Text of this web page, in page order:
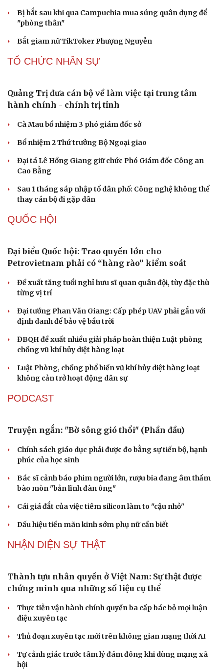
Du lịch
Tư vấn
check-in
Podcast
Câu chuyện thời sự
Cửa sổ tình yêu
Kể chuyện cho bé
Bị bắt sau khi qua Campuchia mua súng quân dụng để
"phòng thân"
Bắt giam nữ TikToker Phượng Nguyễn
TỔ CHỨC NHÂN SỰ
Quảng Trị đưa cán bộ về làm việc tại trung tâm
hành chính - chính trị tỉnh
Cà Mau bổ nhiệm 3 phó giám đốc sở
Bổ nhiệm 2 Thứ trưởng Bộ Ngoại giao
Đại tá Lê Hồng Giang giữ chức Phó Giám đốc Công an
Cao Bằng
Sau 1 tháng sáp nhập tổ dân phố: Công nghệ không thể
thay cán bộ đi gặp dân
QUỐC HỘI
Đại biểu Quốc hội: Trao quyền lớn cho
Petrovietnam phải có “hàng rào” kiểm soát
Đề xuất tăng tuổi nghỉ hưu sĩ quan quân đội, tùy đặc thù
từng vị trí
Đại tướng Phan Văn Giang: Cấp phép UAV phải gắn với
định danh để bảo vệ bầu trời
ĐBQH đề xuất nhiều giải pháp hoàn thiện Luật phòng
chống vũ khí hủy diệt hàng loạt
Luật Phòng, chống phổ biến vũ khí hủy diệt hàng loạt
không cản trở hoạt động dân sự
PODCAST
Truyện ngắn: "Bờ sông gió thổi" (Phần đầu)
Chính sách giáo dục phải được đo bằng sự tiến bộ, hạnh
phúc của học sinh
Bác sĩ cảnh báo phim người lớn, rượu bia đang âm thầm
bào mòn "bản lĩnh đàn ông"
Cái giá đắt của việc tiêm silicon làm to "cậu nhỏ"
Dấu hiệu tiền mãn kinh sớm phụ nữ cần biết
NHẬN DIỆN SỰ THẬT
Thành tựu nhân quyền ở Việt Nam: Sự thật được
chứng minh qua những số liệu cụ thể
Thực tiễn vận hành chính quyền ba cấp bác bỏ mọi luận
điệu xuyên tạc
Thủ đoạn xuyên tạc mới trên không gian mạng thời AI
Tự cảnh giác trước tâm lý đám đông khi dùng mạng xã
hội